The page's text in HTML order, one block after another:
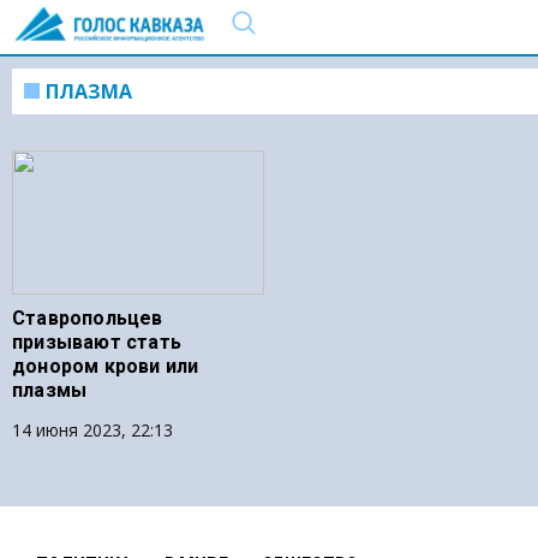
ПЛАЗМА
Ставропольцев
призывают стать
донором крови или
плазмы
14 июня 2023, 22:13